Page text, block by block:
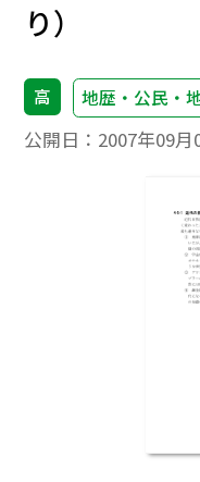
り）
高 地歴・公民・
公開日： 2007年09月